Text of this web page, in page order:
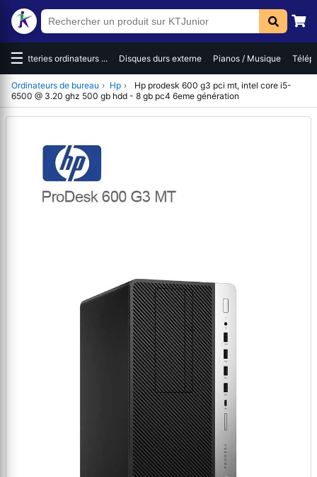
☰Batteries ordinateurs ... Disques durs externe Pianos / Musique
Ordinateurs de bureau › Hp ›
Hp prodesk 600 g3 pci mt, intel core i5-
6500 @ 3.20 ghz 500 gb hdd - 8 gb pc4 6eme génération